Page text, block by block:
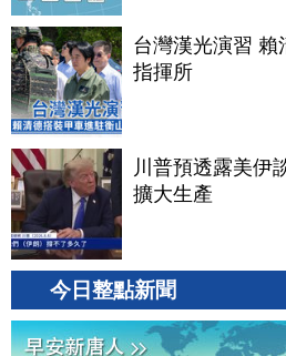
台灣漢光演習 賴
指揮所
川普預透露美伊
擴大生產
今日整點新聞